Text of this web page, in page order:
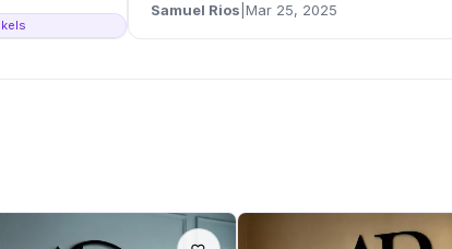
Samuel Rios Mar 25, 2025